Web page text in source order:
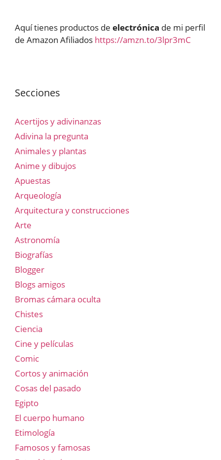
Aquí tienes productos de electrónica de mi perfil
de Amazon Afiliados https://amzn.to/3lpr3mC
Secciones
Acertijos y adivinanzas
Adivina la pregunta
Animales y plantas
Anime y dibujos
Apuestas
Arqueología
Arquitectura y construcciones
Arte
Astronomía
Biografías
Blogger
Blogs amigos
Bromas cámara oculta
Chistes
Ciencia
Cine y películas
Comic
Cortos y animación
Cosas del pasado
Egipto
El cuerpo humano
Etimología
Famosos y famosas